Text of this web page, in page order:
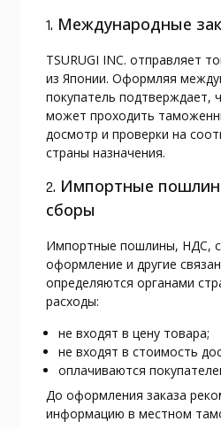
1. Международные
TSURUGI INC. отправляет
из Японии. Оформляя
покупатель подтверждает,
может проходить
досмотр и проверки на
страны назначения.
2. Импортные
сборы
Импортные пошлины, НДС,
оформление и другие
определяются органами
расходы:
не входят в цену товара;
не входят в стоимость
оплачиваются
До оформления заказа
информацию в местном